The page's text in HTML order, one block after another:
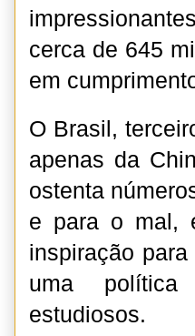
cerca de 645
em
O Brasil,
apenas da
ostenta
e para o mal,
inspiração
uma política
estudiosos.